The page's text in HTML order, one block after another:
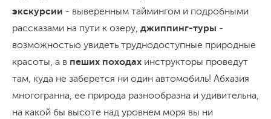
экскурсии - выверенным таймингом и подробными
рассказами на пути к озеру, джиппинг-туры -
возможностью увидеть труднодоступные природные
красоты, а в пеших походах инструкторы проведут
там, куда не заберется ни один автомобиль! Абхазия
многогранна, ее природа разнообразна и удивительна,
на какой бы высоте над уровнем моря вы ни